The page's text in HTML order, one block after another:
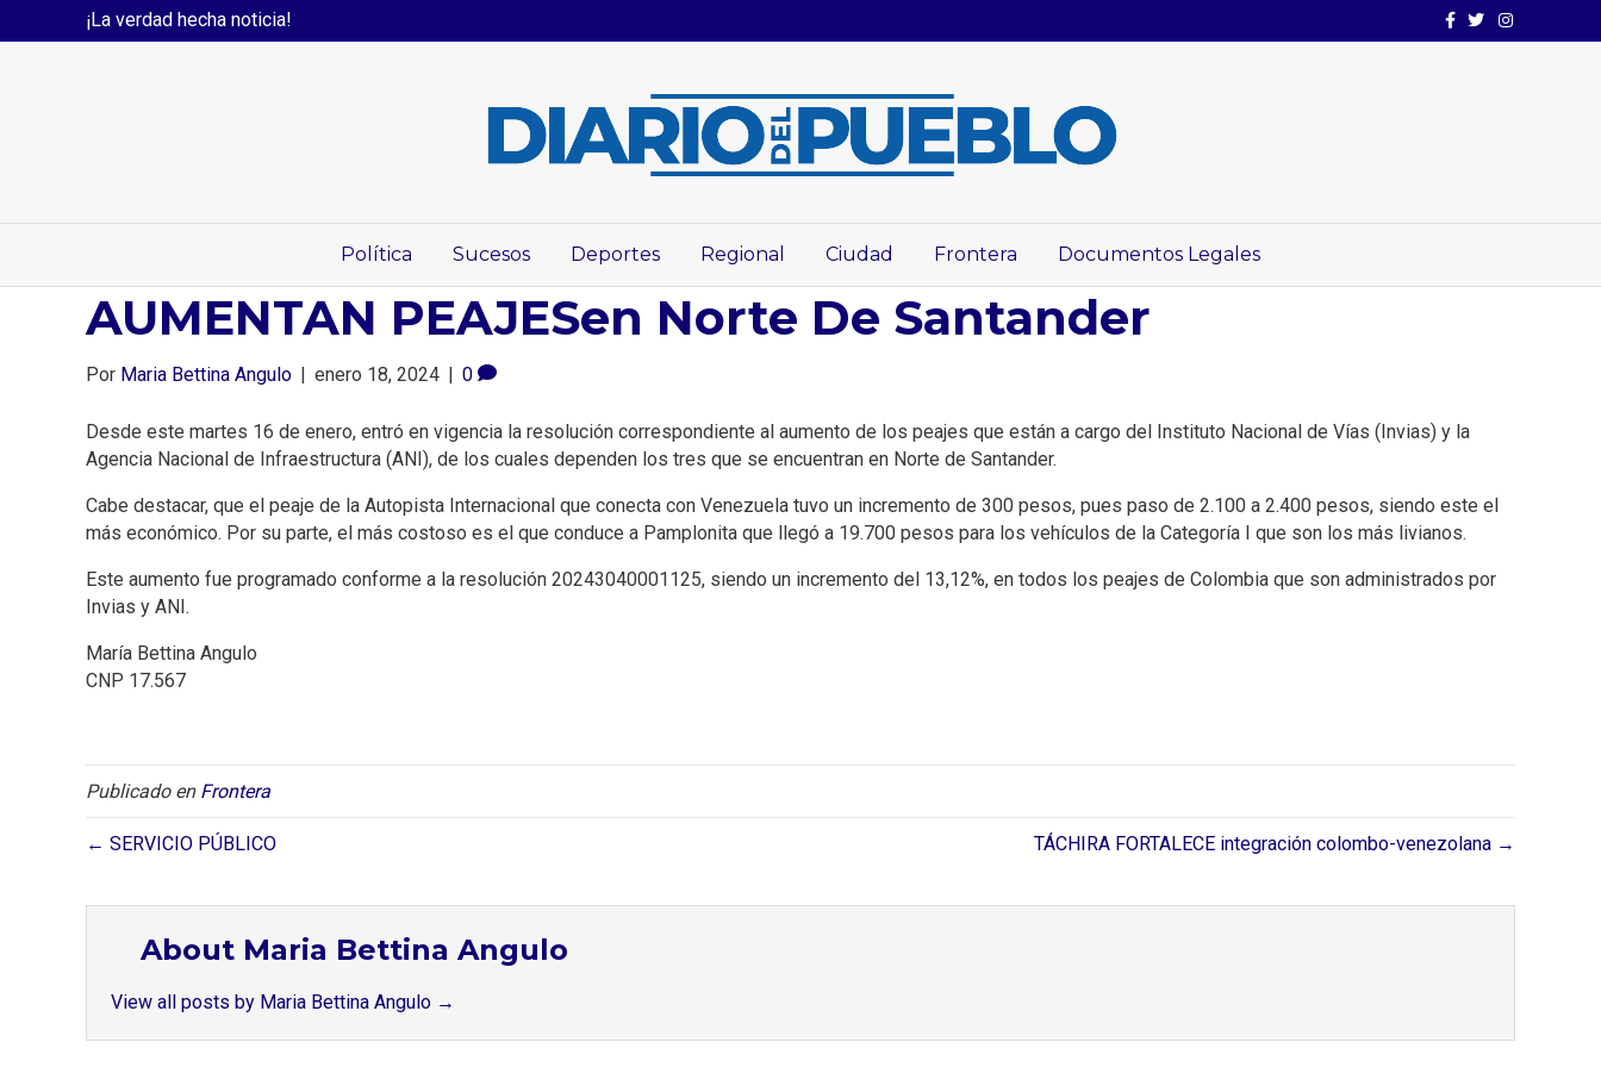
¡La verdad hecha noticia! Facebook
TwitterInstagram
Política Sucesos Deportes Regional Ciudad Frontera Documentos Legales
AUMENTAN PEAJESen Norte De Santander
Por Maria Bettina Angulo enero 18, 2024 0
Desde este martes 16 de enero, entró en vigencia la resolución correspondiente al aumento de los peajes que están a cargo del Instituto Nacional de Vías (Invias) y la
Agencia Nacional de Infraestructura (ANI), de los cuales dependen los tres que se encuentran en Norte de Santander.
Cabe destacar, que el peaje de la Autopista Internacional que conecta con Venezuela tuvo un incremento de 300 pesos, pues paso de 2.100 a 2.400 pesos, siendo este el
más económico. Por su parte, el más costoso es el que conduce a Pamplonita que llegó a 19.700 pesos para los vehículos de la Categoría I que son los más livianos.
Este aumento fue programado conforme a la resolución 20243040001125, siendo un incremento del 13,12%, en todos los peajes de Colombia que son administrados por
Invias y ANI.
María Bettina Angulo
CNP 17.567
Publicado en Frontera
← SERVICIO PÚBLICO TÁCHIRA FORTALECE integración colombo-venezolana →
About Maria Bettina Angulo
View all posts by Maria Bettina Angulo →